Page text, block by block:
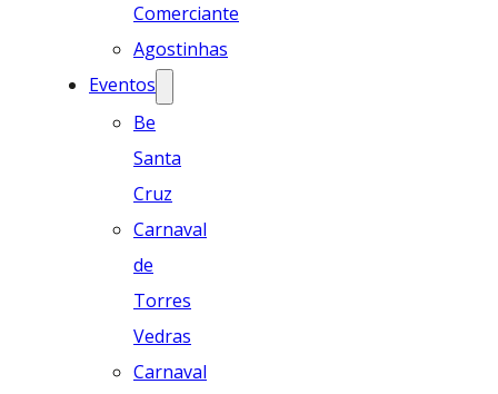
Comerciante
Agostinhas
Eventos
Be
Santa
Cruz
Carnaval
de
Torres
Vedras
Carnaval